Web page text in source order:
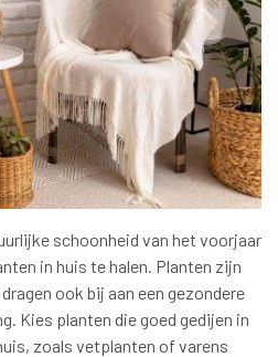
schoonheid van het voorjaar
in huis te halen. Planten zijn
ook bij aan een gezondere
Kies planten die goed gedijen in
zoals vetplanten of varens